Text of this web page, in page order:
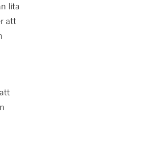
lita
att